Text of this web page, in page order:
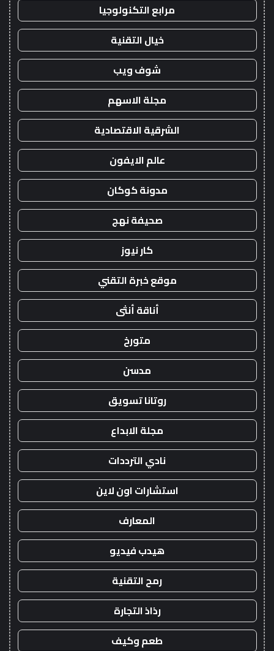
مرابع التكنولوجيا
خيال التقنية
شوف ويب
مجلة الاسهم
الشرقية الاقتصادية
عالم الايفون
مدونة كوكان
صحيفة نهج
كار نيوز
موقع خبرة التقني
أناقة أنثى
متورخ
مدسن
روتانا تسويق
مجلة الابداع
نادي الترددات
استشارات اون لاين
المعارف
هيدب فيديو
رمح التقنية
رذاذ التجارة
طعم وكيف